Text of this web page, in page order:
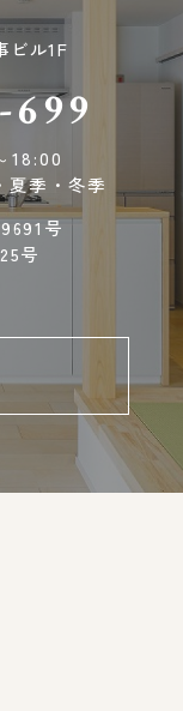
ビル1F
18:00
夏季・冬季
号
号